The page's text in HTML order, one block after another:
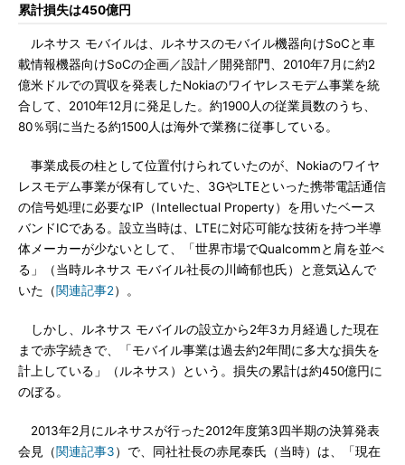
累計損失は450億円
ルネサス モバイルは、ルネサスのモバイル機器向けSoCと車
載情報機器向けSoCの企画／設計／開発部門、2010年7月に約2
億米ドルでの買収を発表したNokiaのワイヤレスモデム事業を統
合して、2010年12月に発足した。約1900人の従業員数のうち、
80％弱に当たる約1500人は海外で業務に従事している。
事業成長の柱として位置付けられていたのが、Nokiaのワイヤ
レスモデム事業が保有していた、3GやLTEといった携帯電話通信
の信号処理に必要なIP（Intellectual Property）を用いたベース
バンドICである。設立当時は、LTEに対応可能な技術を持つ半導
体メーカーが少ないとして、「世界市場でQualcommと肩を並べ
る」（当時ルネサス モバイル社長の川崎郁也氏）と意気込んで
いた（関連記事2）。
しかし、ルネサス モバイルの設立から2年3カ月経過した現在
まで赤字続きで、「モバイル事業は過去約2年間に多大な損失を
計上している」（ルネサス）という。損失の累計は約450億円に
のぼる。
2013年2月にルネサスが行った2012年度第3四半期の決算発表
会見（関連記事3）で、同社社長の赤尾泰氏（当時）は、「現在